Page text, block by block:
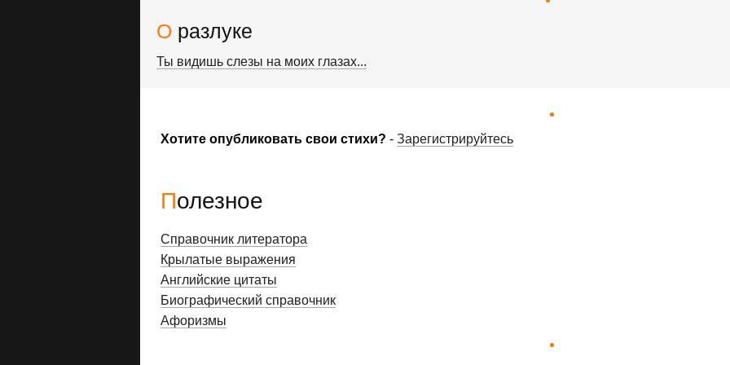
Хотите опубликовать свои стихи? - Зарегистрируйтесь
О разлуке
Ты видишь слезы на моих глазах...
Полезное
Справочник литератора
Крылатые выражения
Английские цитаты
Биографический справочник
Афоризмы